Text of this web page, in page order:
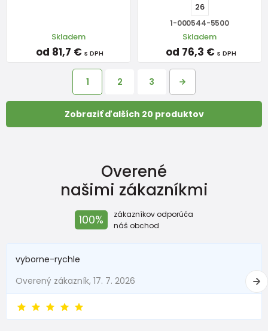
Skladem
od 81,7 € s DPH
26
1-000544-5500
Skladem
od 76,3 € s DPH
1 2 3
Zobraziť ďalších 20 produktov
Overené
našimi zákazníkmi
100%
zákazníkov odporúča
náš obchod
vyborne-rychle
Overený zákazník, 17. 7. 2026